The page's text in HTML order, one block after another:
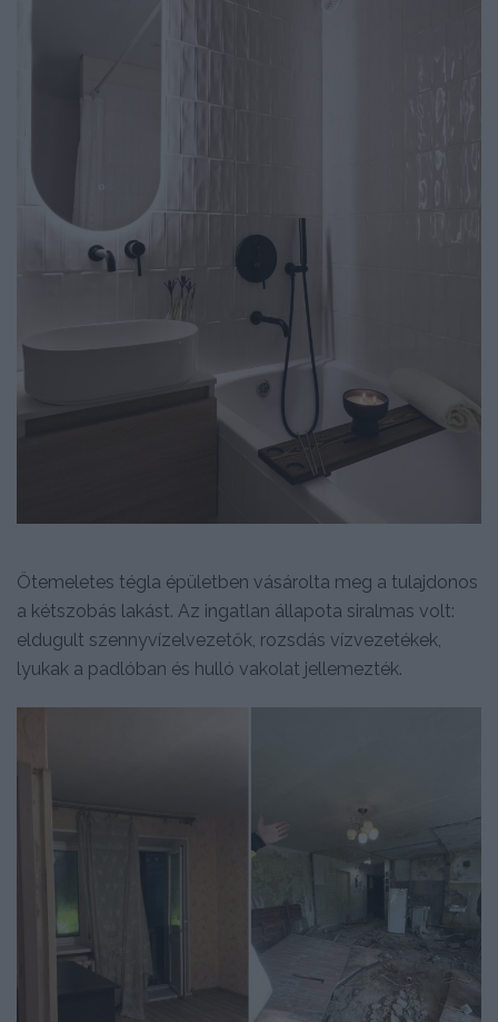
Ötemeletes tégla épületben vásárolta meg a tulajdonos
a kétszobás lakást. Az ingatlan állapota siralmas volt:
eldugult szennyvízelvezetők, rozsdás vízvezetékek,
lyukak a padlóban és hulló vakolat jellemezték.